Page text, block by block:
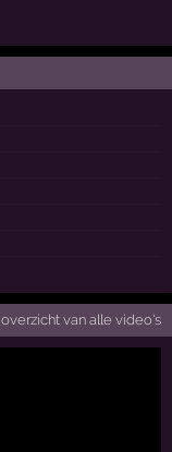
overzicht van alle video's